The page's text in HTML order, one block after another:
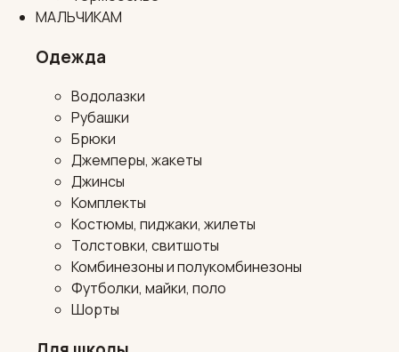
МАЛЬЧИКАМ
Одежда
Водолазки
Рубашки
Брюки
Джемперы, жакеты
Джинсы
Комплекты
Костюмы, пиджаки, жилеты
Толстовки, свитшоты
Комбинезоны и полукомбинезоны
Футболки, майки, поло
Шорты